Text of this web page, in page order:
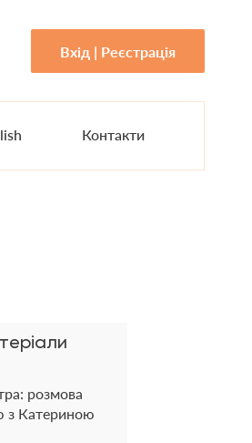
Вхід | Реєстрація
Контакти
розмова
з Катериною